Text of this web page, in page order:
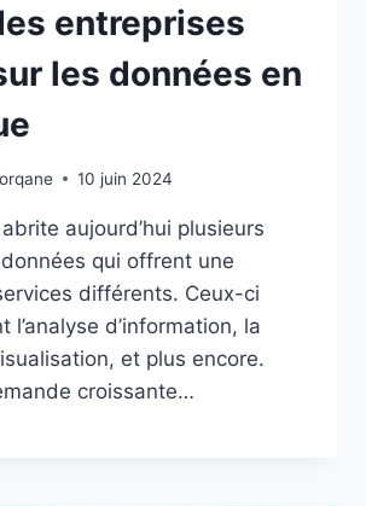
entreprises
les données en
10 juin 2024
aujourd’hui plusieurs
qui offrent une
différents. Ceux-ci
l’analyse d’information, la
et plus encore.
croissante…